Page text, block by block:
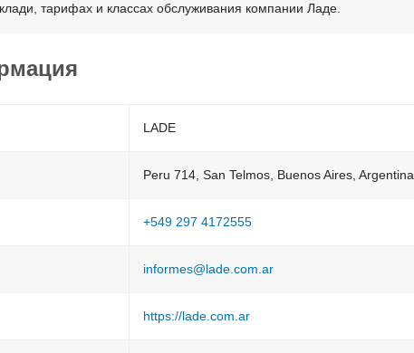
тарифах и классах обслуживания компании Ладе.
LADE
Peru 714, San Telmos, Buenos Aires, Argentina
+549 297 4172555
informes@lade.com.ar
https://lade.com.ar